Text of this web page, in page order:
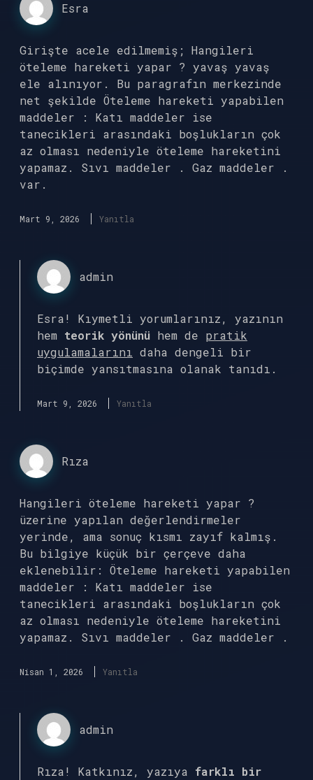
Esra
Girişte acele edilmemiş; Hangileri
öteleme hareketi yapar ? yavaş yavaş
ele alınıyor. Bu paragrafın merkezinde
net şekilde Öteleme hareketi yapabilen
maddeler : Katı maddeler ise
tanecikleri arasındaki boşlukların çok
az olması nedeniyle öteleme hareketini
yapamaz. Sıvı maddeler . Gaz maddeler .
var.
Mart 9, 2026 Yanıtla
admin
Esra! Kıymetli yorumlarınız, yazının
hem teorik yönünü hem de pratik
uygulamalarını daha dengeli bir
biçimde yansıtmasına olanak tanıdı.
Mart 9, 2026 Yanıtla
Rıza
Hangileri öteleme hareketi yapar ?
üzerine yapılan değerlendirmeler
yerinde, ama sonuç kısmı zayıf kalmış.
Bu bilgiye küçük bir çerçeve daha
eklenebilir: Öteleme hareketi yapabilen
maddeler : Katı maddeler ise
tanecikleri arasındaki boşlukların çok
az olması nedeniyle öteleme hareketini
yapamaz. Sıvı maddeler . Gaz maddeler .
Nisan 1, 2026 Yanıtla
admin
Rıza! Katkınız, yazıya farklı bir